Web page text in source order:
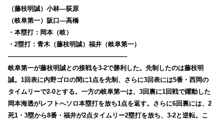
（藤枝明誠）小林―荻原
（岐阜第一）阪口―高橋
・本塁打：岡本（岐）
・2塁打：青木（藤枝明誠）福井（岐阜第一）
——————————————————–
岐阜第一が藤枝明誠との接戦を3-2で勝利した。先制したのは藤枝明
誠。1回表に内野ゴロの間に1点を先制、さらに3回表には5番・西岡の
タイムリーで2-0とする。一方の岐阜第一は、3回裏に1回戦で躍動した
岡本海透がレフトへソロ本塁打を放ち1点を返す。さらに6回裏には、2
死1・3塁から8番・福井が2点タイムリー2塁打を放ち、3-2と逆転。こ